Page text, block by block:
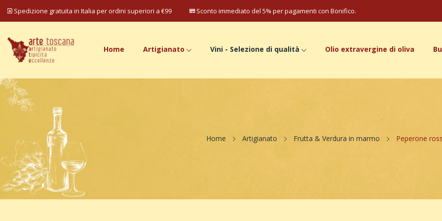
Spedizione gratuita in Italia per ordini superiori a €99 Sconto immediato del 5% per pagamenti con Bonifico.
Home Artigianato Vini - Selezione di qualità Olio extravergine di oliva
Home Artigianato Frutta & Verdura in marmo Peperone